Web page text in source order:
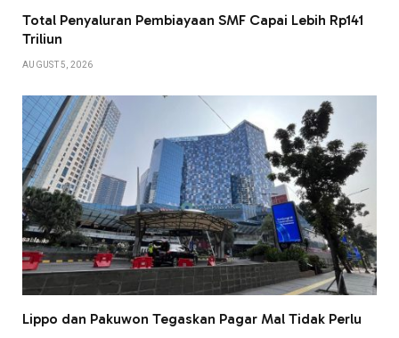
Total Penyaluran Pembiayaan SMF Capai Lebih Rp141
Triliun
AUGUST 5, 2026
Lippo dan Pakuwon Tegaskan Pagar Mal Tidak Perlu